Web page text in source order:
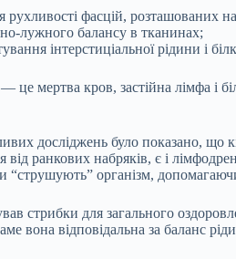
фасцій, розташованих
лужного балансу в тканинах;
інтерстиціальної рідини і
це мертва кров, застійна лімфа і
досліджень було показано, що
ранкових набряків, є і
“струшують” організм,
стрибки для загального
вона відповідальна за баланс